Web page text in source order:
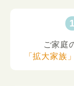
ご家庭
「拡大家族